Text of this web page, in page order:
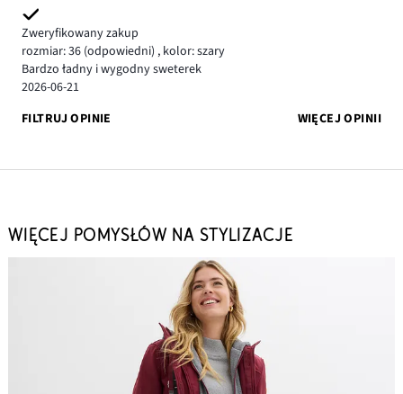
Zweryfikowany zakup
rozmiar: 36 (odpowiedni) , kolor: szary
Bardzo ładny i wygodny sweterek
2026-06-21
FILTRUJ OPINIE
WIĘCEJ OPINII
WIĘCEJ POMYSŁÓW NA STYLIZACJE